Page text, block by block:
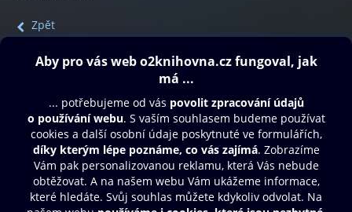
Zpět
Obsah ke stažení
Moje O2 Knihovna
Další zábava